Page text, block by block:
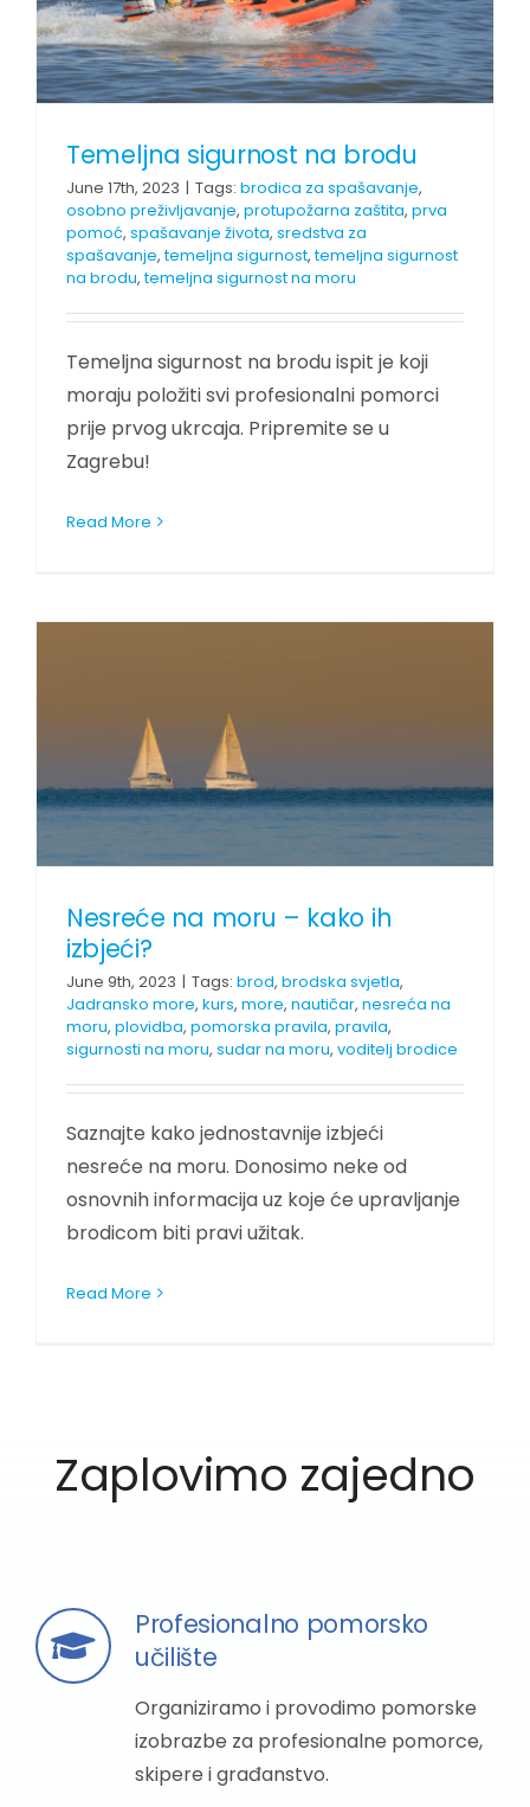
Temeljna sigurnost na brodu
June 17th, 2023 | Tags: brodica za spašavanje,
osobno preživljavanje, protupožarna zaštita, prva
pomoć, spašavanje života, sredstva za
spašavanje,temeljna sigurnost,temeljna sigurnost
na brodu,temeljna sigurnost na moru
Temeljna sigurnost na brodu ispit je koji
moraju položiti svi profesionalni pomorci
prije prvog ukrcaja. Pripremite se u
Zagrebu!
Read More
Nesreće na moru – kako ih
izbjeći?
June 9th, 2023 | Tags: brod, brodska svjetla,
Jadransko more, kurs, more, nautičar, nesreća na
moru, plovidba, pomorska pravila, pravila,
sigurnosti na moru, sudar na moru, voditelj brodice
Saznajte kako jednostavnije izbjeći
nesreće na moru. Donosimo neke od
osnovnih informacija uz koje će upravljanje
brodicom biti pravi užitak.
Read More
Zaplovimo zajedno
Profesionalno pomorsko
učilište
Organiziramo i provodimo pomorske
izobrazbe za profesionalne pomorce,
skipere i građanstvo.